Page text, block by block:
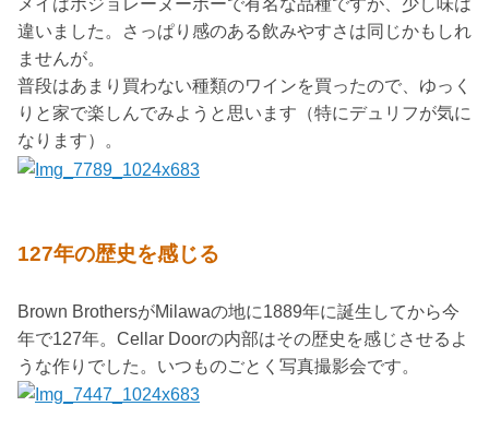
メイはボジョレーヌーボーで有名な品種ですが、少し味は
違いました。さっぱり感のある飲みやすさは同じかもしれ
ませんが。
普段はあまり買わない種類のワインを買ったので、ゆっく
りと家で楽しんでみようと思います（特にデュリフが気に
なります）。
127年の歴史を感じる
Brown BrothersがMilawaの地に1889年に誕生してから今
年で127年。Cellar Doorの内部はその歴史を感じさせるよ
うな作りでした。いつものごとく写真撮影会です。